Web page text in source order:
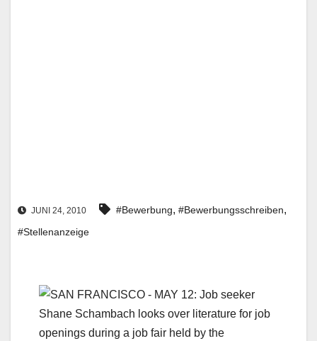
JUNI 24, 2010 #Bewerbung, #Bewerbungsschreiben,
#Stellenanzeige